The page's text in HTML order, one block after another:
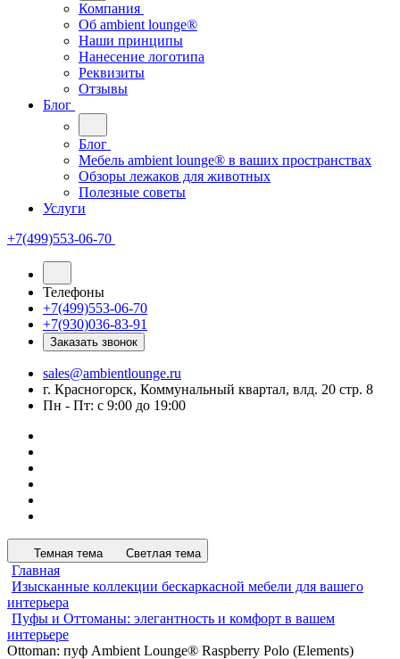
Компания
Oб ambient lounge®
Наши принципы
Нанесение логотипа
Реквизиты
Отзывы
Блог
Блог
Мебель ambient lounge® в ваших пространствах
Обзоры лежаков для животных
Полезные советы
Услуги
+7(499)553-06-70
Телефоны
+7(499)553-06-70
+7(930)036-83-91
Заказать звонок
sales@ambientlounge.ru
г. Красногорск, Коммунальный квартал, влд. 20 стр. 8
Пн - Пт: с 9:00 до 19:00
Темная тема Светлая тема
Главная
Изысканные коллекции бескаркасной мебели для вашего
интерьера
Пуфы и Оттоманы: элегантность и комфорт в вашем
интерьере
Ottoman: пуф Ambient Lounge® Raspberry Polo (Elements)